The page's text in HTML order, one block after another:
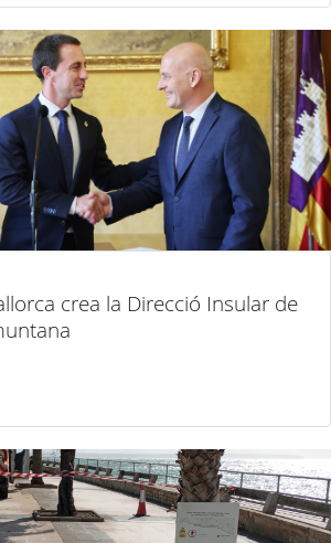
crea la Direcció Insular de